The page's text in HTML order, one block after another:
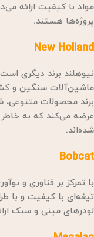
مواد با کیفیت ارائه
پروژه‌ها هستند.
New Holland
نیوهلند برند دیگری
ماشین‌آلات سنگین و
برند محصولات متنوعی،
عرضه می‌کند که به
شده‌اند.
Bobcat
با تمرکز بر فناوری و
تیغه‌ای با کیفیت و با
لودرهای مینی و سبک